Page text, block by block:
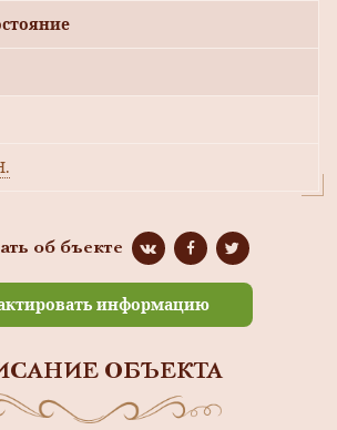
об бъекте
информацию
ОБЪЕКТА